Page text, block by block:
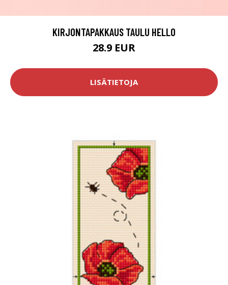
KIRJONTAPAKKAUS TAULU HELLO
28.9 EUR
LISÄTIETOJA